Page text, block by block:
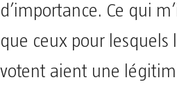
d’importance. Ce qui
que ceux pour lesquels
votent aient une